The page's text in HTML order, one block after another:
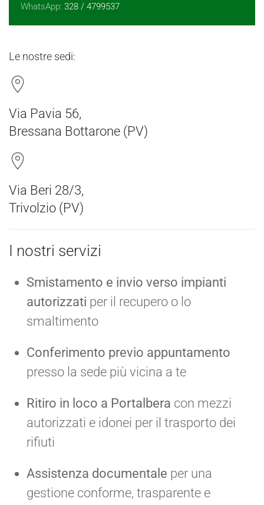
WhatsApp: 328 / 4799537
Le nostre sedi:
Via Pavia 56,
Bressana Bottarone (PV)
Via Beri 28/3,
Trivolzio (PV)
I nostri servizi
Smistamento e invio verso impianti
autorizzati per il recupero o lo
smaltimento
Conferimento previo appuntamento
presso la sede più vicina a te
Ritiro in loco a Portalbera con mezzi
autorizzati e idonei per il trasporto dei
rifiuti
Assistenza documentale per una
gestione conforme, trasparente e